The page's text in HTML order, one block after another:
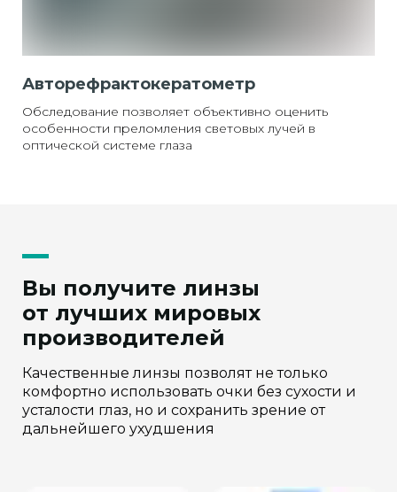
Авторефрактокератометр
Обследование позволяет объективно оценить
особенности преломления световых лучей в
оптической системе глаза
Вы получите линзы
от лучших мировых
производителей
Качественные линзы позволят не только
комфортно использовать очки без сухости и
усталости глаз, но и сохранить зрение от
дальнейшего ухудшения